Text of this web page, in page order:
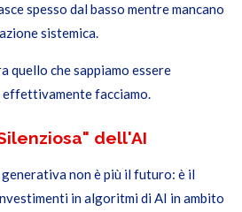
spesso dal basso mentre mancano
sistemica.
quello che sappiamo essere
effettivamente facciamo.
dell'AI
non è più il futuro: è il
in algoritmi di AI in ambito